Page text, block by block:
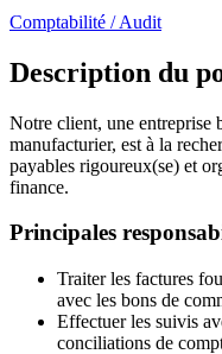
Comptabilité / Audit
Description du
Notre client, une entreprise
manufacturier, est à la
payables rigoureux(se) et
finance.
Principales
Traiter les factures
avec les bons de
Effectuer les suivis
conciliations de